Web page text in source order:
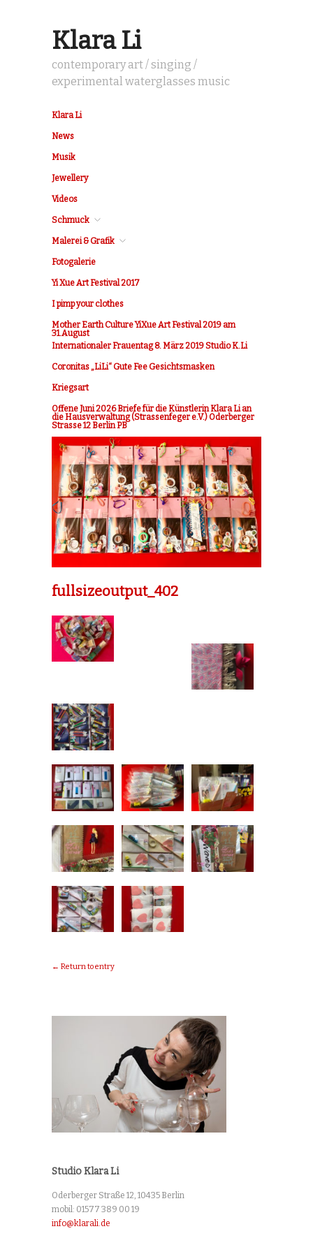
Klara Li
contemporary art / singing /
experimental waterglasses music
Klara Li
News
Musik
Jewellery
Videos
Schmuck
Malerei & Grafik
Fotogalerie
Yi Xue Art Festival 2017
I pimp your clothes
Mother Earth Culture YiXue Art Festival 2019 am
31.August
Internationaler Frauentag 8. März 2019 Studio K.Li
Coronitas „LiLi“ Gute Fee Gesichtsmasken
Kriegsart
Offene Juni 2026 Briefe für die Künstlerin Klara Li an
die Hausverwaltung (Strassenfeger e.V.) Oderberger
Strasse 12 Berlin PB
fullsizeoutput_402
← Return to entry
Studio Klara Li
Oderberger Straße 12, 10435 Berlin
mobil: 01577 389 00 19
info@klarali.de